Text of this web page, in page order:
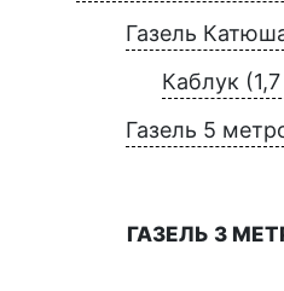
Газель
Каблук
Газель 5
ГАЗЕЛЬ 3